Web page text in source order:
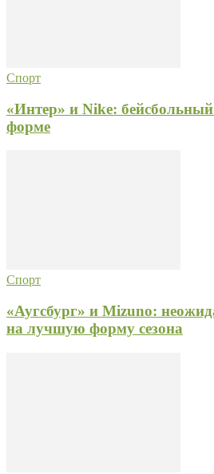
Спорт
«Интер» и Nike:
форме
Спорт
«Аугсбург» и Mizuno:
на лучшую форму сезона